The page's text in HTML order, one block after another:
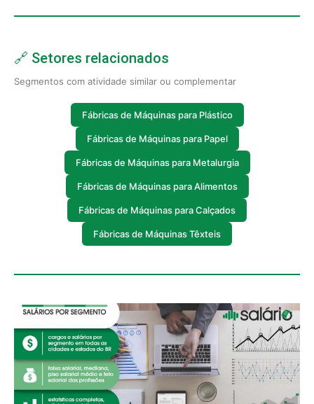
🔗 Setores relacionados
Segmentos com atividade similar ou complementar
Fábricas de Máquinas para Plástico
Fábricas de Máquinas para Papel
Fábricas de Máquinas para Metalurgia
Fábricas de Máquinas para Alimentos
Fábricas de Máquinas para Calçados
Fábricas de Máquinas Têxteis